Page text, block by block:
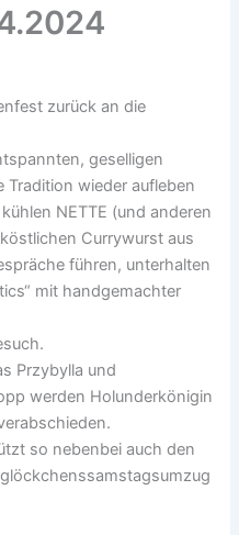
zurück an die
geselligen
Tradition wieder aufleben
NETTE (und anderen
Currywurst aus
führen, unterhalten
mit handgemachter
Przybylla und
werden Holunderkönigin
so nebenbei auch den